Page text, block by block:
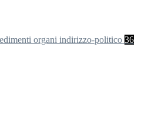
organi indirizzo-politico 36